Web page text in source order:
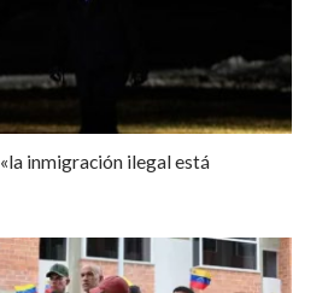
inmigración ilegal está